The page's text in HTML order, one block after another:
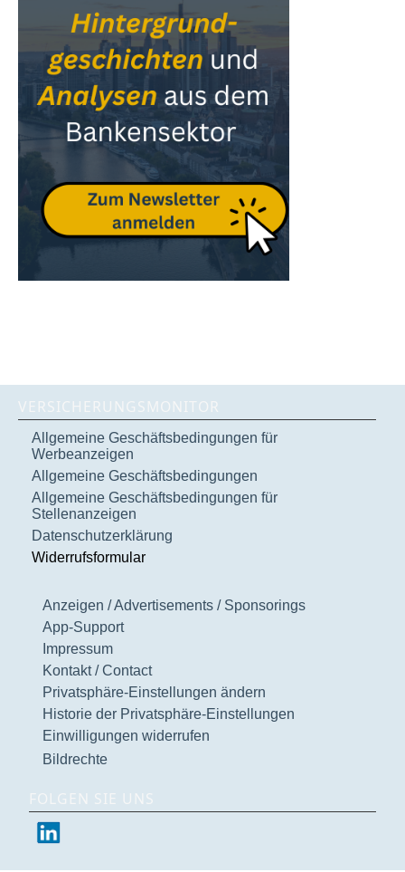
VERSICHERUNGSMONITOR
Allgemeine Geschäftsbedingungen für
Werbeanzeigen
Allgemeine Geschäftsbedingungen
Allgemeine Geschäftsbedingungen für
Stellenanzeigen
Datenschutzerklärung
Widerrufsformular
Anzeigen / Advertisements / Sponsorings
App-Support
Impressum
Kontakt / Contact
Privatsphäre-Einstellungen ändern
Historie der Privatsphäre-Einstellungen
Einwilligungen widerrufen
Bildrechte
FOLGEN SIE UNS